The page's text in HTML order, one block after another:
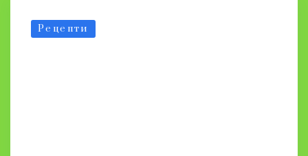
Рецепти